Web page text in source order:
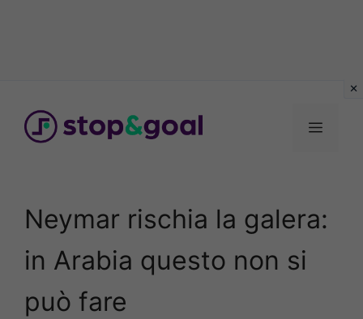
contenuto
Menu
Neymar rischia la galera:
in Arabia questo non si
può fare